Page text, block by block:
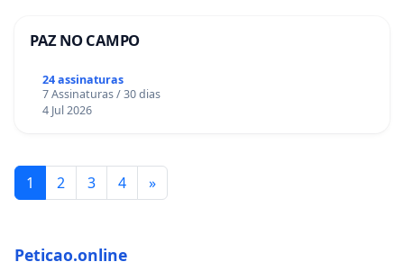
PAZ NO CAMPO
24 assinaturas
7 Assinaturas / 30 dias
4 Jul 2026
1 2 3 4 »
Peticao.online